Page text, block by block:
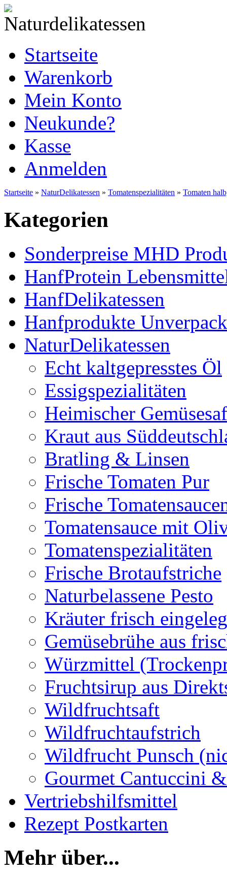
Startseite
Warenkorb
Mein Konto
Neukunde?
Kasse
Anmelden
Startseite » NaturDelikatessen » Tomatenspezialitäten » Tomaten
Kategorien
Sonderpreise MHD
HanfProtein
HanfDelikatessen
Hanfprodukte
NaturDelikatessen
Echt kaltgepresstes Öl
Essigspezialitäten
Heimischer
Kraut aus
Bratling & Linsen
Frische Tomaten Pur
Frische
Tomatensauce mit
Tomatenspezialitäten
Frische Brotaufstriche
Naturbelassene Pesto
Kräuter frisch
Gemüsebrühe aus
Würzmittel
Fruchtsirup aus
Wildfruchtsaft
Wildfruchtaufstrich
Wildfrucht Punsch
Gourmet Cantuccini
Vertriebshilfsmittel
Rezept Postkarten
Mehr über...